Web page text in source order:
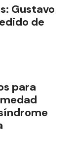
Gustavo
de
para